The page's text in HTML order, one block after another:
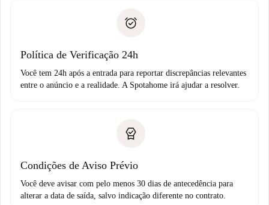
Débito direto bancário
não comunicar nenhum problema.
Política de Verificação 24h
Você tem 24h após a entrada para reportar discrepâncias relevantes
entre o anúncio e a realidade. A Spotahome irá ajudar a resolver.
Condições de Aviso Prévio
Você deve avisar com pelo menos 30 dias de antecedência para
alterar a data de saída, salvo indicação diferente no contrato.